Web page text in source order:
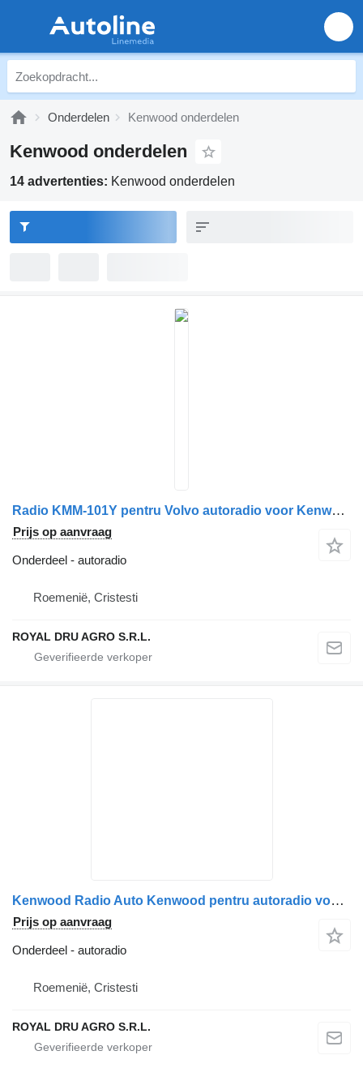
Onderdelen Kenwood onderdelen
Kenwood onderdelen
14 advertenties: Kenwood onderdelen
Radio KMM-101Y pentru Volvo autoradio voor Kenwood KMM-101RY vrachtwagen
Prijs op aanvraag
Onderdeel - autoradio
Roemenië, Cristesti
ROYAL DRU AGRO S.R.L.
Kenwood Radio Auto Kenwood pentru autoradio voor Volvo KDC-W4044U vrachtwagen
Prijs op aanvraag
Onderdeel - autoradio
Roemenië, Cristesti
ROYAL DRU AGRO S.R.L.